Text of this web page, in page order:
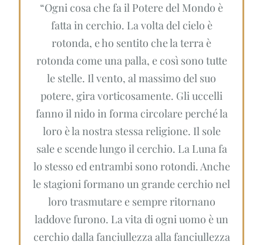
“Ogni cosa che fa il Potere del Mondo è
fatta in cerchio. La volta del cielo è
rotonda, e ho sentito che la terra è
rotonda come una palla, e così sono tutte
le stelle. Il vento, al massimo del suo
potere, gira vorticosamente. Gli uccelli
fanno il nido in forma circolare perché la
loro è la nostra stessa religione. Il sole
sale e scende lungo il cerchio. La Luna fa
lo stesso ed entrambi sono rotondi. Anche
le stagioni formano un grande cerchio nel
loro trasmutare e sempre ritornano
laddove furono. La vita di ogni uomo è un
cerchio dalla fanciullezza alla fanciullezza